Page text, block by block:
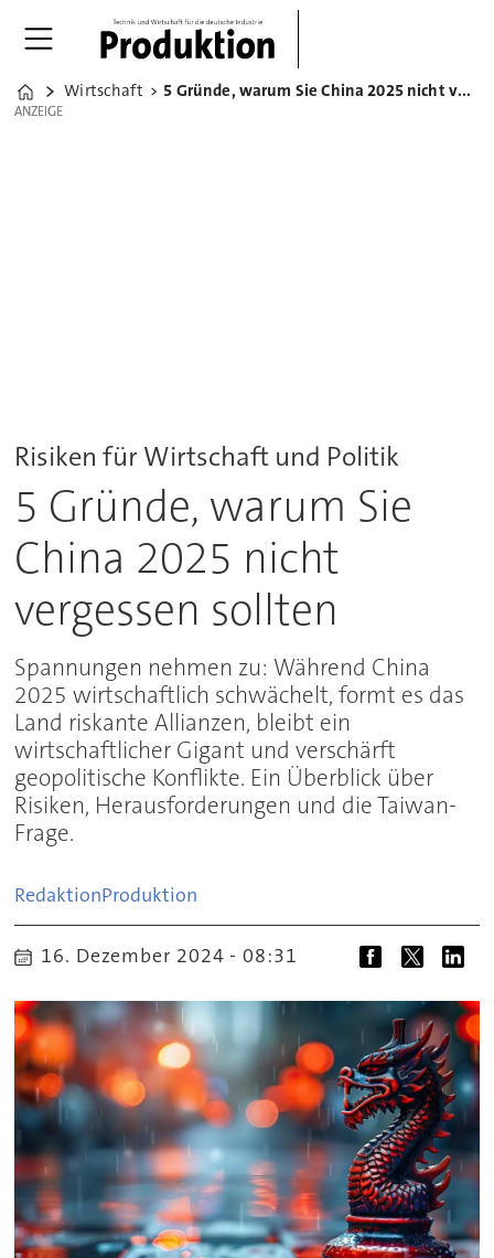
Home
Wirtschaft 5 Gründe, warum Sie China 2025 nicht vergessen sollten
ANZEIGE
ANZEIGE
Risiken für Wirtschaft und Politik
5 Gründe, warum Sie
China 2025 nicht
vergessen sollten
Spannungen nehmen zu: Während China
2025 wirtschaftlich schwächelt, formt es das
Land riskante Allianzen, bleibt ein
wirtschaftlicher Gigant und verschärft
geopolitische Konflikte. Ein Überblick über
Risiken, Herausforderungen und die Taiwan-
Frage.
RedaktionProduktion
16. Dezember 2024 - 08:31